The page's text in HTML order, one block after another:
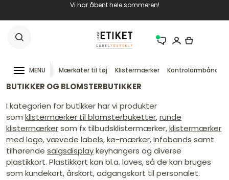
Vi har åbent hele sommeren!
MENU Mærkater til tøj Klistermærker Kontrolarmbånd
BUTIKKER OG BLOMSTERBUTIKKER
I kategorien for butikker har vi produkter
som klistermærker til blomsterbuketter,runde
klistermærkersom fx tilbudsklistermærker,klistermærker
med logo,vævede labels,kø-mærker,Infobands samt
tilhørende salgsdisplaykeyhangers og diverse
plastikkort. Plastikkort kan bl.a. laves, så de kan bruges
som kundekort, årskort, adgangskort til personalet.